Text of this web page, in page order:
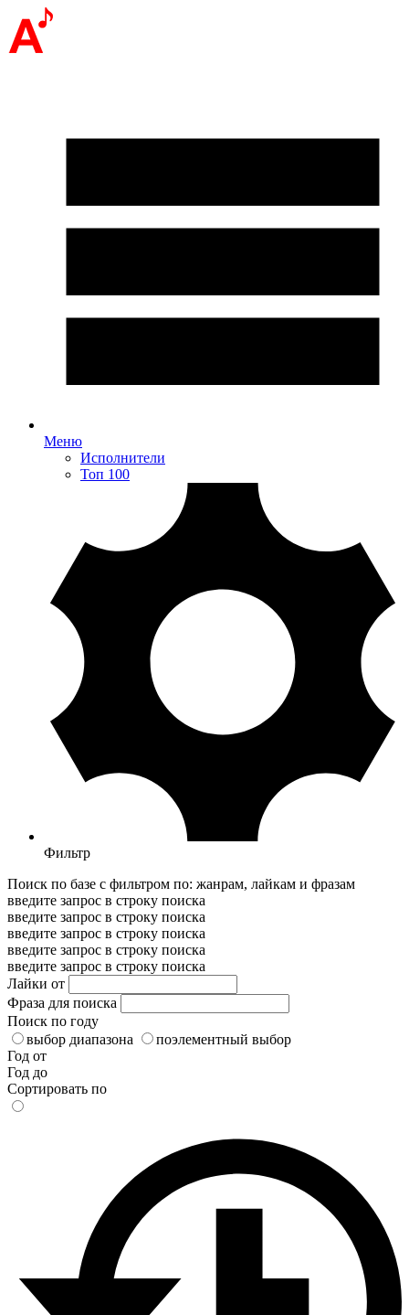
Меню
Исполнители
Топ 100
Фильтр
Поиск по базе с фильтром по: жанрам, лайкам и фразам
введите запрос в строку поиска
введите запрос в строку поиска
введите запрос в строку поиска
введите запрос в строку поиска
введите запрос в строку поиска
Лайки от
Фраза для поиска
Поиск по году
выбор диапазона
поэлементный выбор
Год от
Год до
Сортировать по